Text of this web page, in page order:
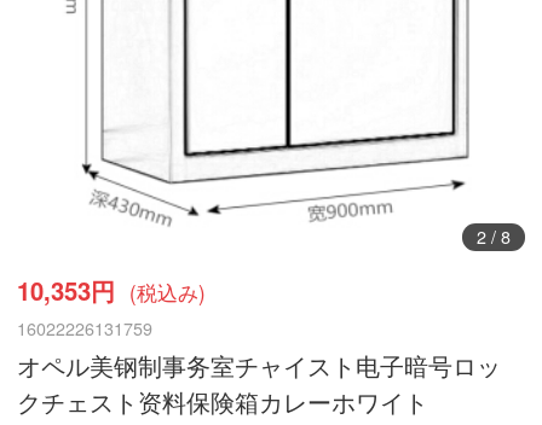
3/ 8
10,353円 (税込み)
16022226131759
オペル美钢制事务室チャイスト电子暗号ロッ
クチェスト资料保険箱カレーホワイト